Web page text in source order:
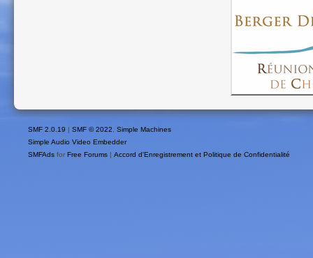
SMF 2.0.19 | SMF © 2022, Simple Machines
Simple Audio Video Embedder
SMFAds for Free Forums | Accord d'Enregistrement et Politique de Confidentialité